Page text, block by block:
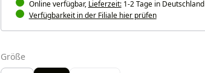
Online verfügbar, Lieferzeit:1-2 Tage in Deutschland
Verfügbarkeit in der Filiale hier prüfen
Größeauswählen